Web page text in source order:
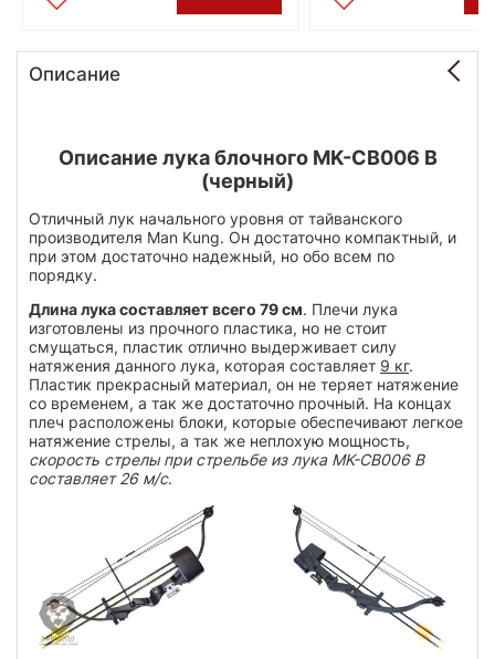
Описание
Описание лука блочного MK-CB006 B
(черный)
Отличный лук начального уровня от тайванского
производителя Man Kung. Он достаточно компактный, и
при этом достаточно надежный, но обо всем по
порядку.
Длина лука составляет всего 79 см. Плечи лука
изготовлены из прочного пластика, но не стоит
смущаться, пластик отлично выдерживает силу
натяжения данного лука, которая составляет 9 кг.
Пластик прекрасный материал, он не теряет натяжение
со временем, а так же достаточно прочный. На концах
плеч расположены блоки, которые обеспечивают легкое
натяжение стрелы, а так же неплохую мощность,
скорость стрелы при стрельбе из лука MK-CB006 B
составляет 26 м/с.